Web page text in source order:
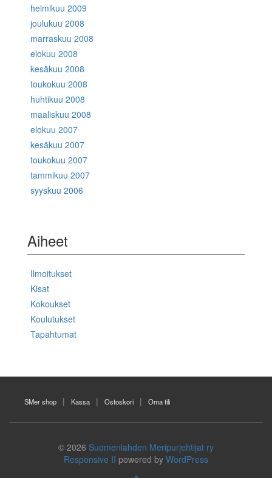
helmikuu 2009
joulukuu 2008
marraskuu 2008
elokuu 2008
kesäkuu 2008
toukokuu 2008
huhtikuu 2008
maaliskuu 2008
elokuu 2007
kesäkuu 2007
toukokuu 2007
tammikuu 2007
syyskuu 2006
Aiheet
Ilmoitukset
Kisat
Kokoukset
Koulutukset
Tapahtumat
SMer shop Kassa Ostoskori Oma tili
© 2026 Suomenlahden Meripurjehtijat ry
Responsive II powered by WordPress